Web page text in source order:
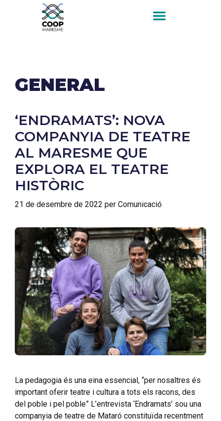
GENERAL
‘ENDRAMATS’: NOVA
COMPANYIA DE TEATRE
AL MARESME QUE
EXPLORA EL TEATRE
HISTÒRIC
21 de desembre de 2022 per Comunicació
La pedagogia és una eina essencial, “per nosaltres és
important oferir teatre i cultura a tots els racons, des
del poble i pel poble” L’entrevista ‘Endramats’ sou una
companyia de teatre de Mataró constituïda recentment